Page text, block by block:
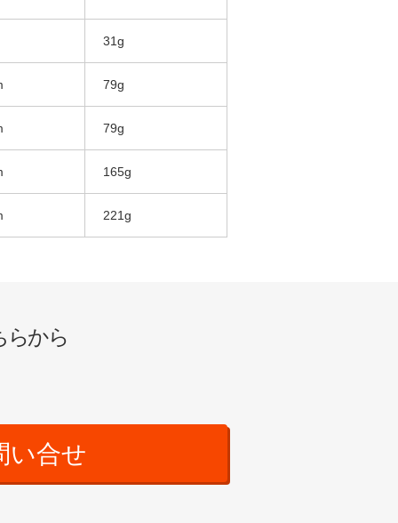
31g
79g
79g
165g
221g
らから
い合せ